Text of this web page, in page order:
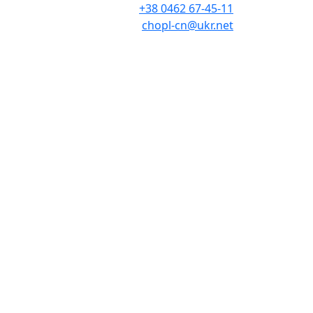
+38 0462 67-45-11
chopl-cn@ukr.net